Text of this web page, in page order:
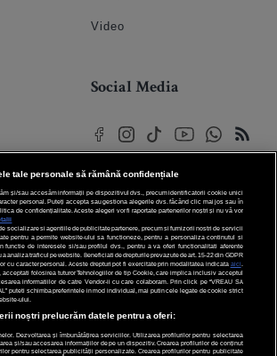
Video
Social Media
© 2026 Internet Corp SRL
Toate drepturile rezervate
tale personale să rămână confidențiale
și/sau accesăm informații pe dispozitivul dvs., precum identificatorii cookie unici
personal. Puteți accepta sau gestiona alegerile dvs. făcând clic mai jos sau în
de confidențialitate. Aceste alegeri vor fi raportate partenerilor noștri și nu vă vor
socializare si agentiile de publicitate partenere, precum si furnizorii nostri de servicii
pentru a permite website-ului sa functioneze, pentru a personaliza continutul si
functie de interesele si/sau profilul dvs., pentru a va oferi functionalitati aferente
analiza traficul pe website. Beneficiati de drepturile prevazute de art. 15-22 din GDPR
cu caracter personal. Aceste drepturi pot fi exercitate prin modalitatea indicata aici
acceptati folosirea tuturor Tehnologiilor de tip Cookie, care implica inclusiv acceptul
informatiilor de catre Vendor-ii cu care colaboram. Prin click pe “VREAU SA
puteti schimba preferintele in mod individual, mai putin cele legate de cookie strict
ului.
noștri prelucrăm datele pentru a oferi:
Dezvoltarea și îmbunătățirea serviciilor. Utilizarea profilurilor pentru selectarea
și/sau accesarea informațiilor de pe un dispozitiv. Crearea profilurilor de conținut
pentru selectarea publicității personalizate. Crearea profilurilor pentru publicitate